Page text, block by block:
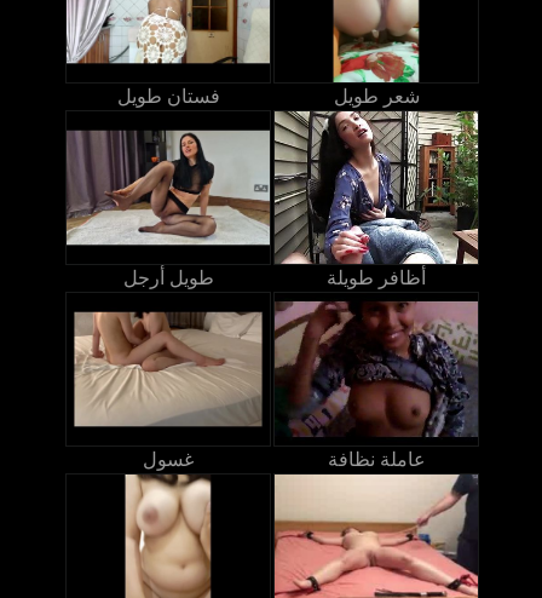
فستان طويل شعر طويل
طويل أرجل أظافر طويلة
غسول عاملة نظافة